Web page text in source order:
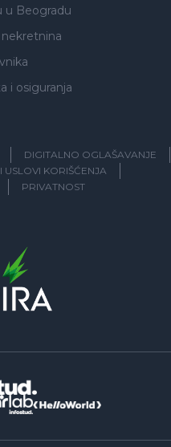
u Beogradu
i osiguranja
DIGITALNO OGLAŠAVANJE
USLOVI KORIŠĆENJA
PRIVATNOST